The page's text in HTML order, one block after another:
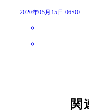
2020年05月15日 06:00
関